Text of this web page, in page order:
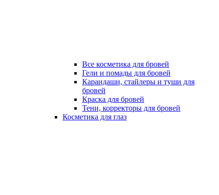
Все косметика для бровей
Гели и помады для бровей
Карандаши, стайлеры и туши для
бровей
Краска для бровей
Тени, корректоры для бровей
Косметика для глаз